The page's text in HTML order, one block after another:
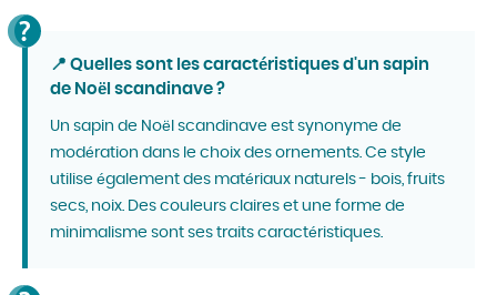
📍 Quelles sont les caractéristiques d'un sapin
de Noël scandinave ?
Un sapin de Noël scandinave est synonyme de
modération dans le choix des ornements. Ce style
utilise également des matériaux naturels - bois, fruits
secs, noix. Des couleurs claires et une forme de
minimalisme sont ses traits caractéristiques.